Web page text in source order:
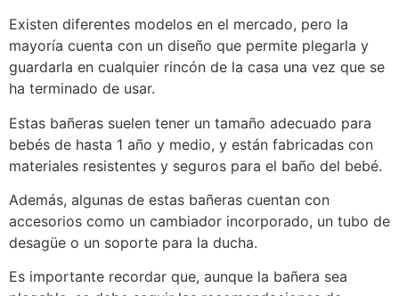
Existen diferentes modelos en el mercado, pero la
mayoría cuenta con un diseño que permite plegarla y
guardarla en cualquier rincón de la casa una vez que se
ha terminado de usar.
Estas bañeras suelen tener un tamaño adecuado para
bebés de hasta 1 año y medio, y están fabricadas con
materiales resistentes y seguros para el baño del bebé.
Además, algunas de estas bañeras cuentan con
accesorios como un cambiador incorporado, un tubo de
desagüe o un soporte para la ducha.
Es importante recordar que, aunque la bañera sea